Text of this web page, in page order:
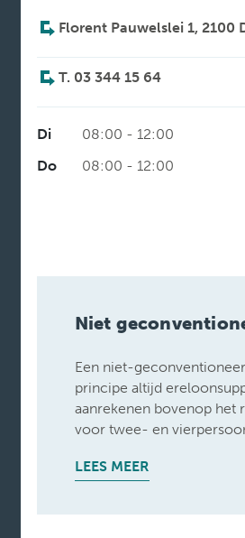
Florent Pauwelslei 1, 2100
T. 03 344 15 64
Di
08:00 - 12:00
Do
08:00 - 12:00
Niet
Een niet-
principe altijd
aanrekenen bovenop het
voor twee- en
LEES MEER